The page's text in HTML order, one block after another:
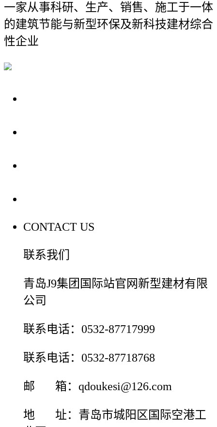
一家从事科研、生产、销售、施工于一体
的建筑节能与新型环保及新科技建材综合
性企业
CONTACT US
联系我们
青岛J9集团国际站官网新型建材有限
公司
联系电话：0532-87717999
联系电话：0532-87718768
邮 箱：qdoukesi@126.com
地 址：青岛市城阳区国际空港工